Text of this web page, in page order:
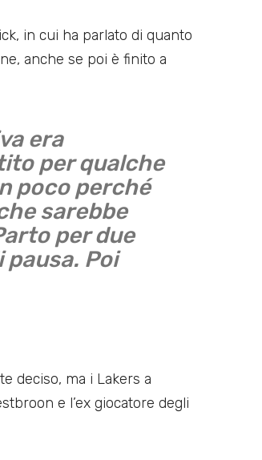
in cui ha parlato di quanto
anche se poi è finito a
era
per qualche
poco perché
sarebbe
per due
Poi
deciso, ma i Lakers a
e l’ex giocatore degli